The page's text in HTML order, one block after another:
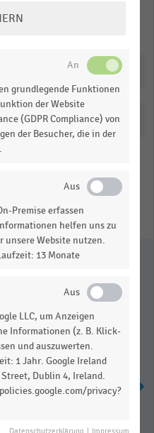
grundlegende Funktionen
der Website
(GDPR Compliance) von
der Besucher, die in der
Premise erfassen
helfen uns zu
unsere Website nutzen.
13 Monate
LLC, um Anzeigen
Informationen (z. B. Klick-
und auszuwerten.
1 Jahr. Google Ireland
Dublin 4, Ireland.
privacy?